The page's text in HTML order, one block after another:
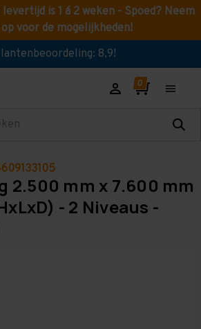
is 1 á 2 weken - Spoed? Neem
voor de mogelijkheden!
8,9!
2.500 mm x 7.600 mm
- 2 Niveaus -